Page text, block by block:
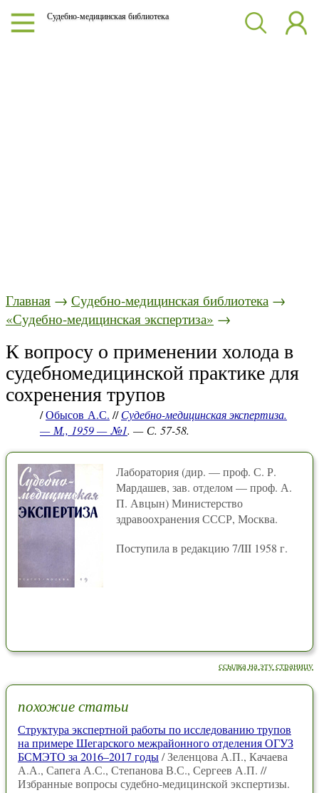
Судебно-медицинская библиотека
Главная → Судебно-медицинская библиотека →
«Судебно-медицинская экспертиза» →
К вопросу о применении холода в
судебномедицинской практике для
сохренения трупов
/Обысов А.С. //Судебно-медицинская экспертиза.
— М., 1959 — №1. — С. 57-58.
Лаборатория (дир. — проф. С. Р.
Мардашев, зав. отделом — проф. А.
П. Авцын) Министерство
здравоохранения СССР, Москва.
Поступила в редакцию 7/III 1958 г.
ссылка на эту страницу
похожие статьи
Структура экспертной работы по исследованию трупов
на примере Шегарского межрайонного отделения ОГУЗ
БСМЭТО за 2016–2017 годы/ Зеленцова А.П., Качаева
А.А., Сапега А.С., Степанова В.С., Сергеев А.П. //
Избранные вопросы судебно-медицинской экспертизы.